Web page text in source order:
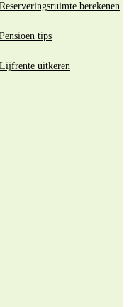
Reserveringsruimte berekenen
Pensioen tips
Lijfrente uitkeren